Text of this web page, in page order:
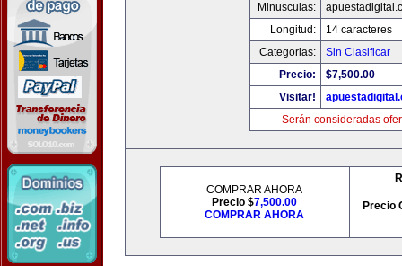
Minusculas:
Longitud:
14 caracteres
Categorias:
Sin Clasificar
Precio:
$7,500.00
Visitar!
Serán consideradas
COMPRAR AHORA
Precio $7,500.00
COMPRAR AHORA
Precio